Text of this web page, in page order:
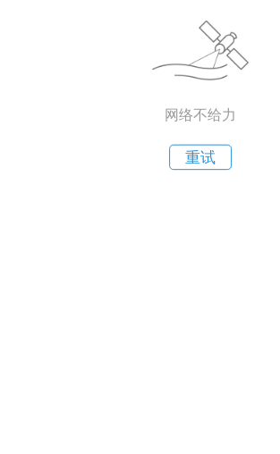
网络不给力
重试